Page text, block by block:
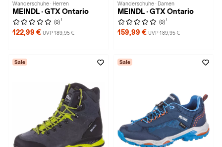
Wanderschuhe · Herren
MEINDL · GTX Ontario
(0) 1
122,99 € UVP 189,95 €
Wanderschuhe · Damen
MEINDL · GTX Ontario
(0) 1
159,99 € UVP 189,95 €
Sale Sale